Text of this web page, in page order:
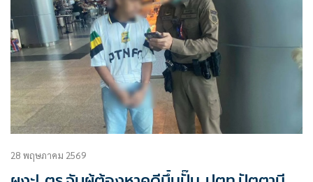
28 พฤษภาคม 2569